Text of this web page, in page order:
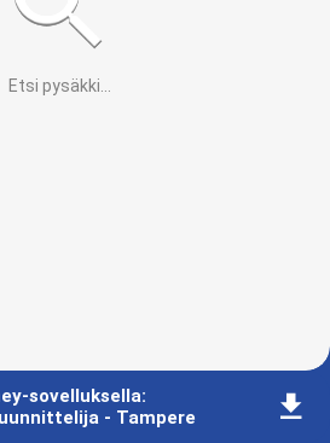
Etsi pysäkki
sovelluksella:
- Tampere
󰇚